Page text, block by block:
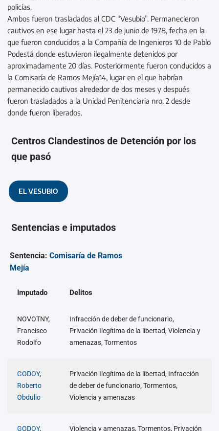
policías.
Ambos fueron trasladados al CDC “Vesubio”. Permanecieron
cautivos en ese lugar hasta el 23 de junio de 1978, fecha en la
que fueron conducidos a la Compañía de Ingenieros 10 de Pablo
Podestá donde estuvieron ilegalmente detenidos por
aproximadamente 20 días. Posteriormente fueron conducidos a
la Comisaría de Ramos Mejía14, lugar en el que habrían
permanecido cautivos alrededor de dos meses y después
fueron trasladados a la Unidad Penitenciaria nro. 2 desde
donde fueron liberados.
Centros Clandestinos de Detención por los
que pasó
EL VESUBIO
Sentencias e imputados
Sentencia:Comisaría de Ramos
Mejía
Imputado Delitos
NOVOTNY,
Francisco
Rodolfo
Infracción de deber de funcionario,
Privación Ilegítima de la libertad, Violencia y
amenazas, Tormentos
GODOY,
Roberto
Obdulio
Privación Ilegítima de la libertad, Infracción
de deber de funcionario, Tormentos,
Violencia y amenazas
GODOY, Violencia y amenazas, Tormentos, Privación